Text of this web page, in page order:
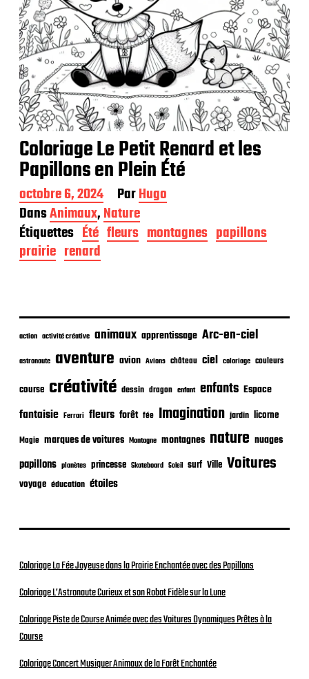
Coloriage Le Petit Renard et les
Papillons en Plein Été
D
a
t
e
d
e
l
i
a
i
n
octobre 6, 2024 ParHugo
DansAnimaux,Nature
Étiquettes Été fleurs montagnes papillons
prairie renard
action activité créative animaux apprentissage Arc-en-ciel
astronaute aventure avion Avions château ciel coloriage couleurs
course créativité dessin dragon enfant enfants Espace
fantaisie Ferrari fleurs forêt fée Imagination jardin licorne
Magie marques de voitures Montagne montagnes nature nuages
papillons planètes princesse Skateboard Soleil surf Ville Voitures
voyage éducation étoiles
Coloriage La Fée Joyeuse dans la Prairie Enchantée avec des Papillons
Coloriage L’Astronaute Curieux et son Robot Fidèle sur la Lune
Coloriage Piste de Course Animée avec des Voitures Dynamiques Prêtes à la
Course
Coloriage Concert Musiquer Animaux de la Forêt Enchantée